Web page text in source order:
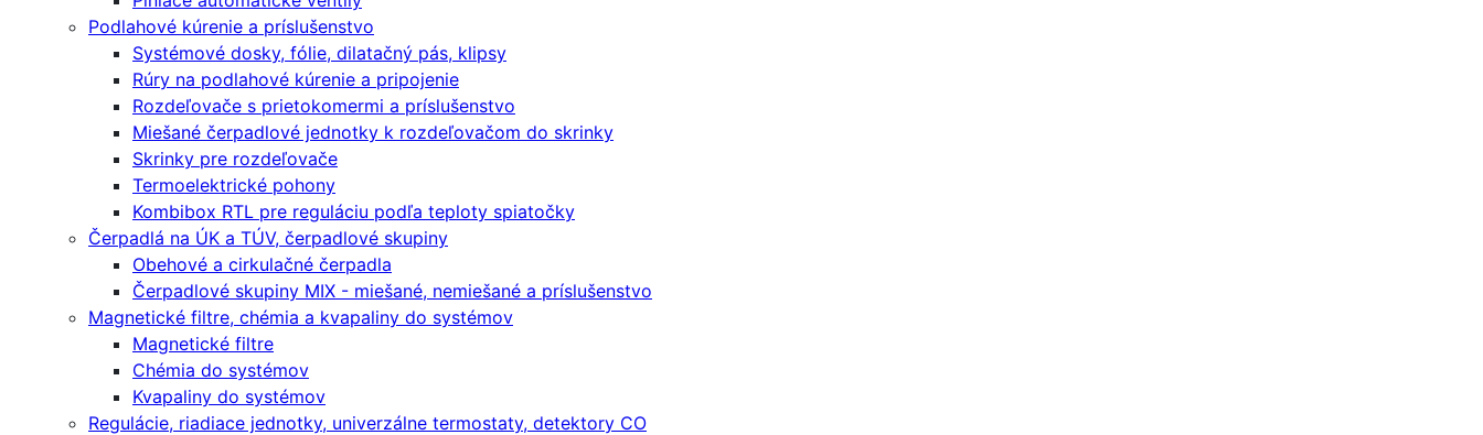
Podlahové kúrenie a príslušenstvo
Systémové dosky, fólie, dilatačný pás, klipsy
Rúry na podlahové kúrenie a pripojenie
Rozdeľovače s prietokomermi a príslušenstvo
Miešané čerpadlové jednotky k rozdeľovačom do skrinky
Skrinky pre rozdeľovače
Termoelektrické pohony
Kombibox RTL pre reguláciu podľa teploty spiatočky
Čerpadlá na ÚK a TÚV, čerpadlové skupiny
Obehové a cirkulačné čerpadla
Čerpadlové skupiny MIX - miešané, nemiešané a príslušenstvo
Magnetické filtre, chémia a kvapaliny do systémov
Magnetické filtre
Chémia do systémov
Kvapaliny do systémov
Regulácie, riadiace jednotky, univerzálne termostaty, detektory CO